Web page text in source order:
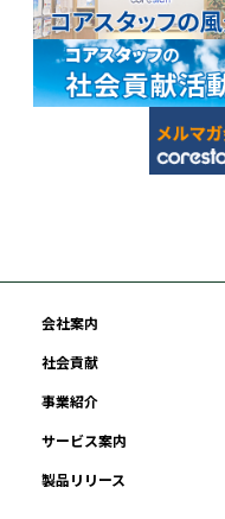
会社案内
社会貢献
事業紹介
サービス案内
製品リリース